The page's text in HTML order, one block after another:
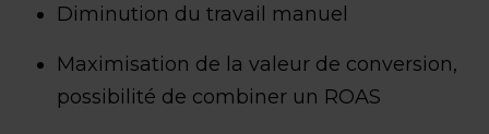
Diminution du travail manuel
Maximisation de la valeur de conversion,
possibilité de combiner un ROAS